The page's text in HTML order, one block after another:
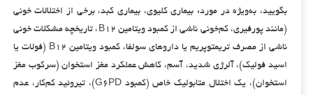
بگویید، به‌ویژه در مورد: بیماری کلیوی، بیماری کبد، برخی از اختلالات خونی
(مانند پورفیری، کم‌خونی ناشی از کمبود ویتامین B12، تاریخچه مشکلات خونی
ناشی از مصرف تریمتوپریم یا داروهای سولفا، کمبود ویتامین B12 (فولات یا
اسید فولیک)، آلرژی شدید، آسم، کاهش عملکرد مغز استخوان (سرکوب مغز
استخوان)، یک اختلال متابولیک خاص (کمبود G6PD)، تیروئید کم‌کار، عدم